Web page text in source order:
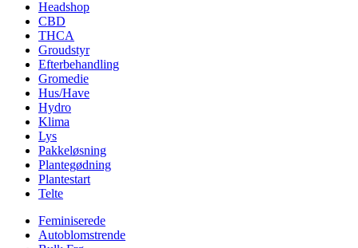
Headshop
CBD
THCA
Groudstyr
Efterbehandling
Gromedie
Hus/Have
Hydro
Klima
Lys
Pakkeløsning
Plantegødning
Plantestart
Telte
Feminiserede
Autoblomstrende